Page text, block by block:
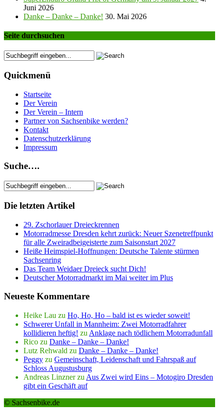
Juni 2026
Danke – Danke – Danke! 30. Mai 2026
Seite durchsuchen
Quickmenü
Startseite
Der Verein
Der Verein – Intern
Partner von Sachsenbike werden?
Kontakt
Datenschutzerklärung
Impressum
Suche….
Die letzten Artikel
29. Zschorlauer Dreieckrennen
Motorradmesse Dresden kehrt zurück: Neuer Szenetreffpunkt
für alle Zweiradbeigeisterte zum Saisonstart 2027
Heiße Heimspiel-Hoffnungen: Deutsche Talente stürmen
Sachsenring
Das Team Weidaer Dreieck sucht Dich!
Deutscher Motorradmarkt im Mai weiter im Plus
Neueste Kommentare
Heike Lau zu Ho, Ho, Ho – bald ist es wieder soweit!
Schwerer Unfall in Mannheim: Zwei Motorradfahrer
kollidieren heftig! zu Anklage nach tödlichem Motorradunfall
Rico zu Danke – Danke – Danke!
Lutz Rehwald zu Danke – Danke – Danke!
Peggy zu Gemeinschaft, Leidenschaft und Fahrspaß auf
Schloss Augustusburg
Andreas Linznerzu Aus Zwei wird Eins – Motogiro Dresden
gibt ein Geschäft auf
© Sachsenbike.de